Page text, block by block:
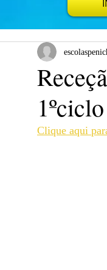
Clique aqui